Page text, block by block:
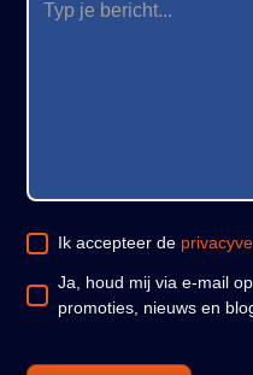
Ik accepteer de
Ja, houd mij via e-mail
promoties, nieuws en